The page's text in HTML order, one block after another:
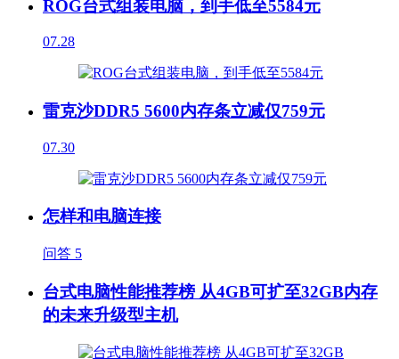
ROG台式组装电脑，到手低至5584元
07.28
雷克沙DDR5 5600内存条立减仅759元
07.30
怎样和电脑连接
问答 5
台式电脑性能推荐榜 从4GB可扩至32GB内存
的未来升级型主机